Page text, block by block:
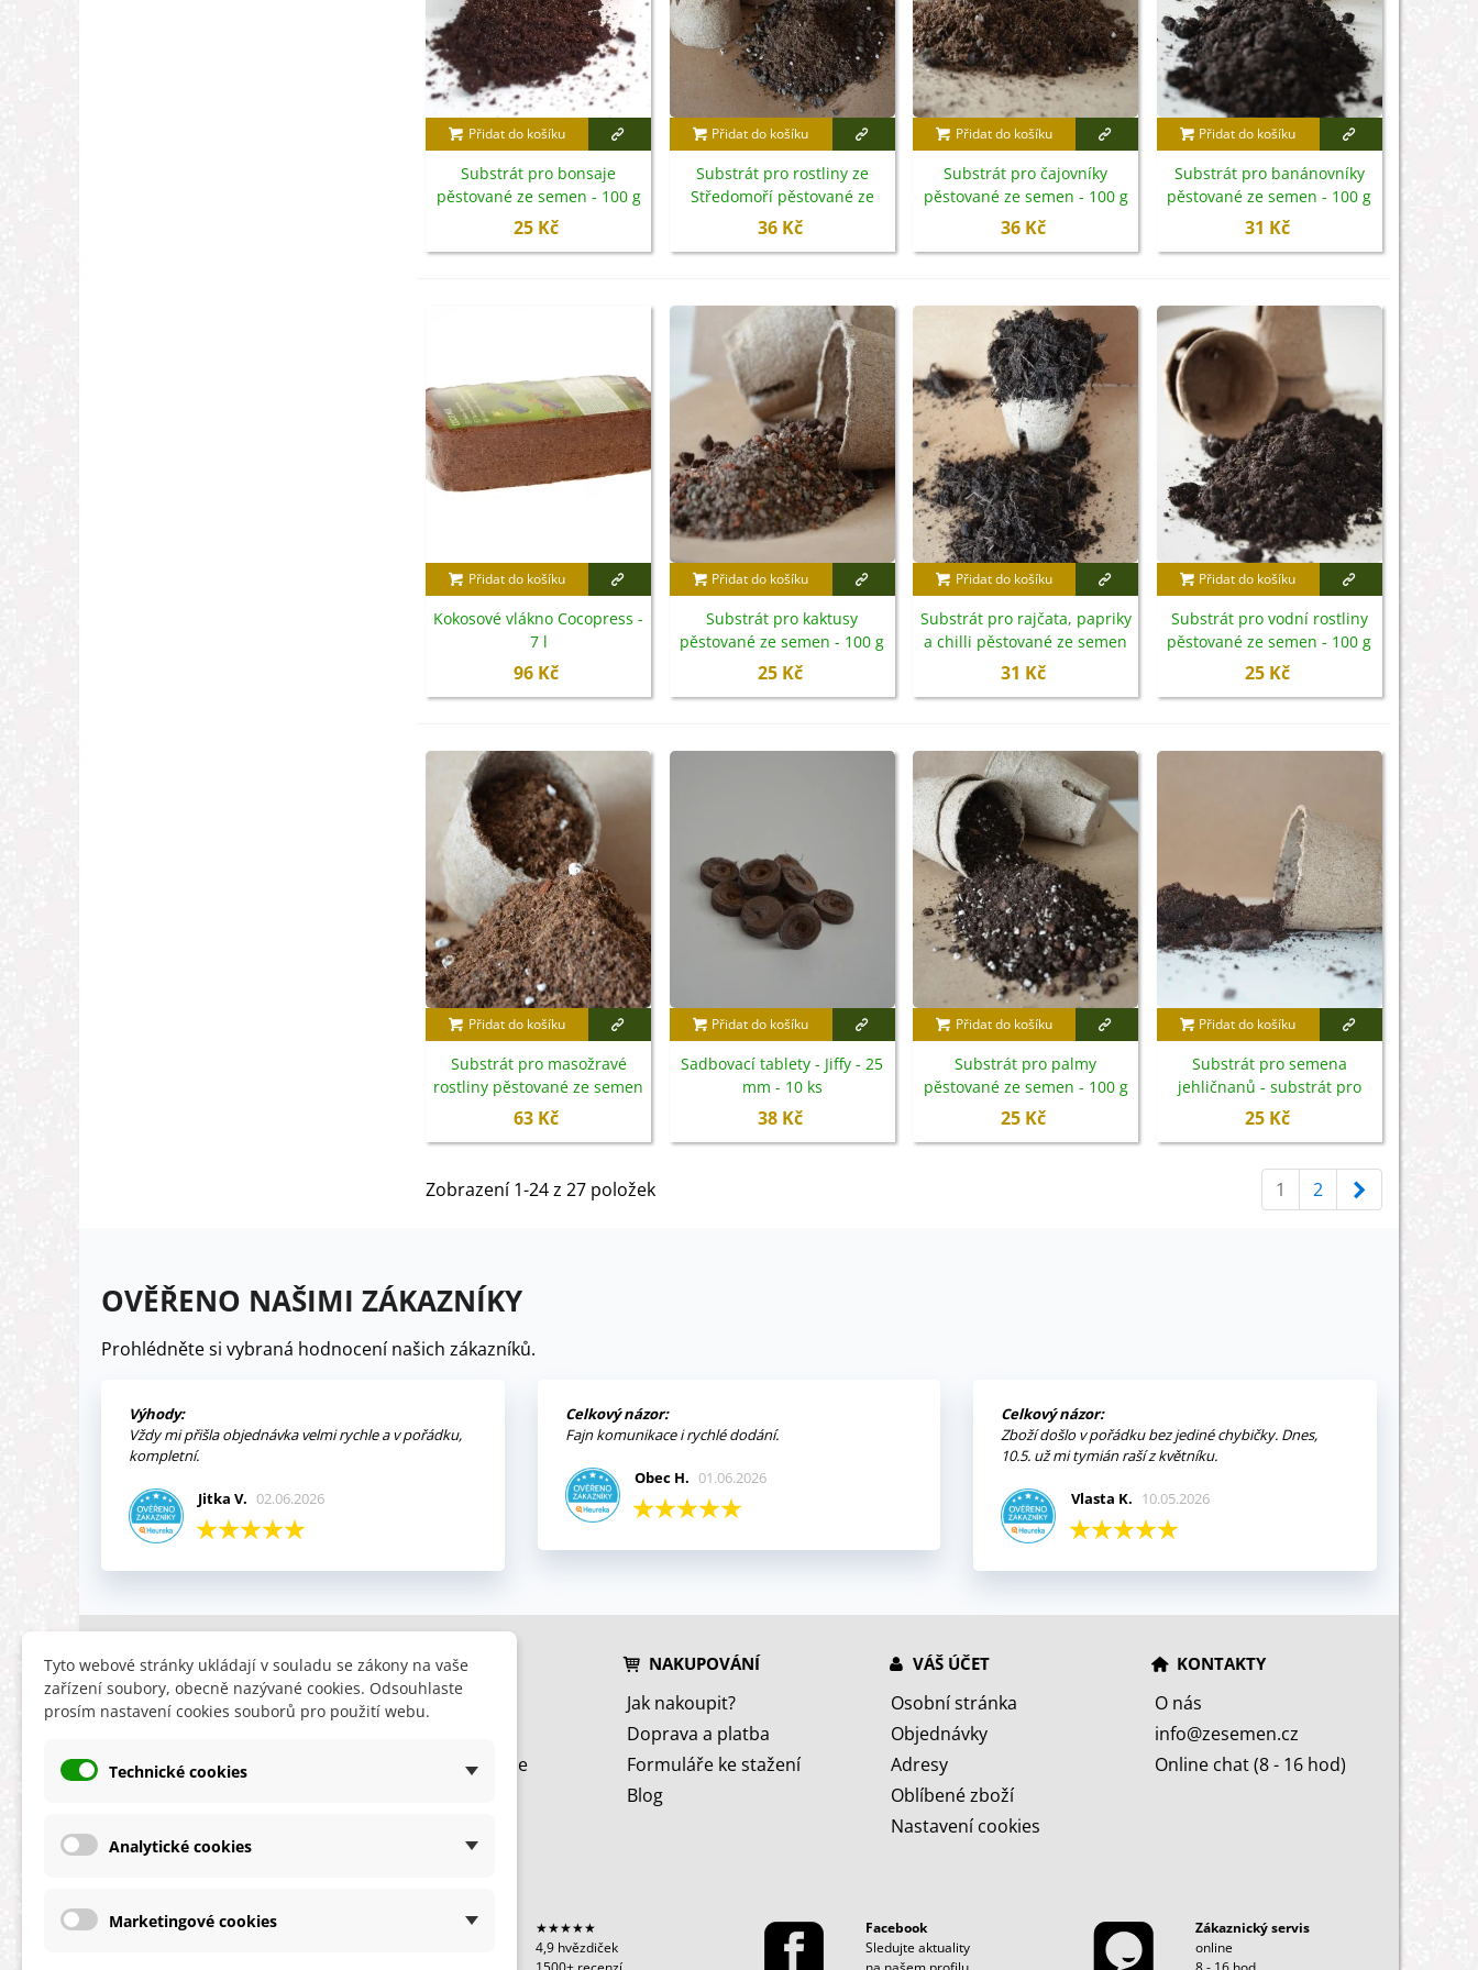
Přidat do košíku
Substrát pro bonsaje
pěstované ze semen - 100 g
25 Kč
Přidat do košíku
Substrát pro rostliny ze
Středomoří pěstované ze
semen - 100 g
36 Kč
Přidat do košíku
Substrát pro čajovníky
pěstované ze semen - 100 g
36 Kč
Přidat do košíku
Substrát pro banánovníky
pěstované ze semen - 100 g
31 Kč
Přidat do košíku
Kokosové vlákno Cocopress -
7 l
96 Kč
Přidat do košíku
Substrát pro kaktusy
pěstované ze semen - 100 g
25 Kč
Přidat do košíku
Substrát pro rajčata, papriky
a chilli pěstované ze semen
- 200 g
31 Kč
Přidat do košíku
Substrát pro vodní rostliny
pěstované ze semen - 100 g
25 Kč
Přidat do košíku
Substrát pro masožravé
rostliny pěstované ze semen
- 100 g
63 Kč
Přidat do košíku
Sadbovací tablety - Jiffy - 25
mm - 10 ks
38 Kč
Přidat do košíku
Substrát pro palmy
pěstované ze semen - 100 g
25 Kč
Přidat do košíku
Substrát pro semena
jehličnanů - substrát pro
jehličnany - 100 g
25 Kč
Zobrazení 1-24 z 27 položek 1 2
OVĚŘENO NAŠIMI ZÁKAZNÍKY
Prohlédněte si vybraná hodnocení našich zákazníků.
Výhody:
Vždy mi přišla objednávka velmi rychle a v pořádku,
kompletní.
Jitka V. 02.06.2026
Celkový názor:
Fajn komunikace i rychlé dodání.
Obec H. 01.06.2026
Celkový názor:
Zboží došlo v pořádku bez jediné chybičky. Dnes,
10.5. už mi tymián raší z květníku.
Vlasta K. 10.05.2026
INFORMACE
Obchodní podmínky
Ochrana osobních údajů
HLEDÁTE
Slevy
Nyní doporučujeme
NAKUPOVÁNÍ
Jak nakoupit?
Doprava a platba
Formuláře ke stažení
Blog
VÁŠ ÚČET
Osobní stránka
Objednávky
Adresy
Oblíbené zboží
Nastavení cookies
KONTAKTY
O nás
info@zesemen.cz
Online chat (8 - 16 hod)
★★★★★
★★★★★
4,9 hvězdiček
Facebook
Sledujte aktuality
Zákaznický servis
online
Tyto webové stránky ukládají v souladu se zákony na vaše
zařízení soubory, obecně nazývané cookies. Odsouhlaste
prosím nastavení cookies souborů pro použití webu.
Technické cookies
Analytické cookies
Marketingové cookies